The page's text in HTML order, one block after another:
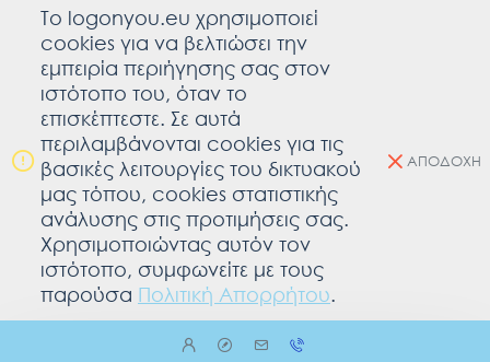
To logonyou.eu χρησιμοποιεί
cookies για να βελτιώσει την
εμπειρία περιήγησης σας στον
ιστότοπο του, όταν το
επισκέπτεστε. Σε αυτά
περιλαμβάνονται cookies για τις
βασικές λειτουργίες του δικτυακού
μας τόπου, cookies στατιστικής
ανάλυσης στις προτιμήσεις σας.
Χρησιμοποιώντας αυτόν τον
ιστότοπο, συμφωνείτε με τους
παρούσα Πολιτική Απορρήτου.
ΑΠΟΔΟΧΗ